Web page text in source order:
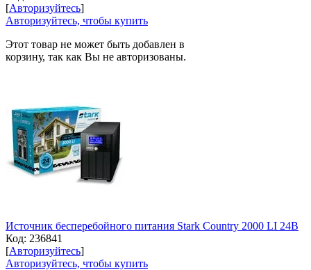
[Авторизуйтесь]
Авторизуйтесь, чтобы купить
Этот товар не может быть добавлен в
корзину, так как Вы не авторизованы.
Источник бесперебойного питания Stark Country 2000 LI 24В
Код: 236841
[Авторизуйтесь]
Авторизуйтесь, чтобы купить